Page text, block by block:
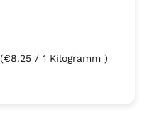
(€8.25 / 1 Kilogramm )